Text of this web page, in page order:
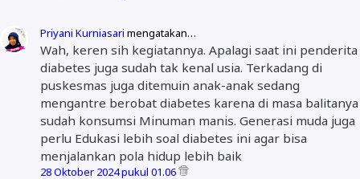
Priyani Kurniasari mengatakan…
Wah, keren sih kegiatannya. Apalagi saat ini penderita
diabetes juga sudah tak kenal usia. Terkadang di
puskesmas juga ditemuin anak-anak sedang
mengantre berobat diabetes karena di masa balitanya
sudah konsumsi Minuman manis. Generasi muda juga
perlu Edukasi lebih soal diabetes ini agar bisa
menjalankan pola hidup lebih baik
28 Oktober 2024 pukul 01.06